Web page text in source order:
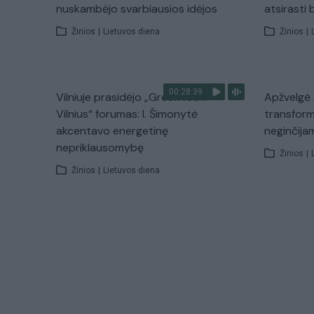
nuskambėjo svarbiausios idėjos
Žinios | Lietuvos diena
atsirasti
Žinios |
00:28:39
Vilniuje prasidėjo „GreenTech
Vilnius“ forumas: I. Šimonytė
akcentavo energetinę
nepriklausomybę
Žinios | Lietuvos diena
Žinios |